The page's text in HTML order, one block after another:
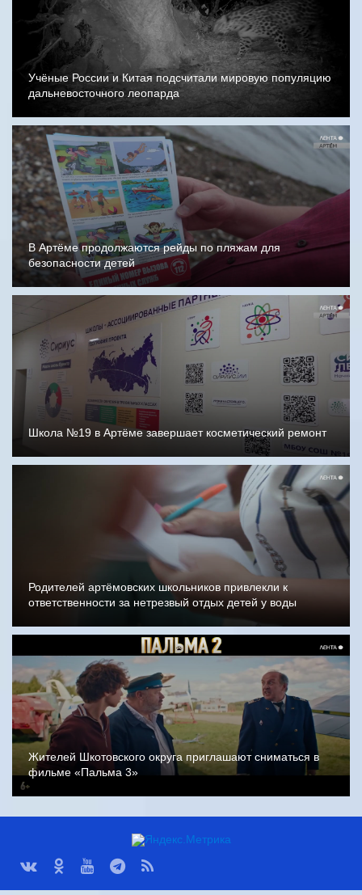
Учёные России и Китая подсчитали мировую популяцию
дальневосточного леопарда
В Артёме продолжаются рейды по пляжам для
безопасности детей
Школа №19 в Артёме завершает косметический ремонт
Родителей артёмовских школьников привлекли к
ответственности за нетрезвый отдых детей у воды
Жителей Шкотовского округа приглашают сниматься в
фильме «Пальма 3»